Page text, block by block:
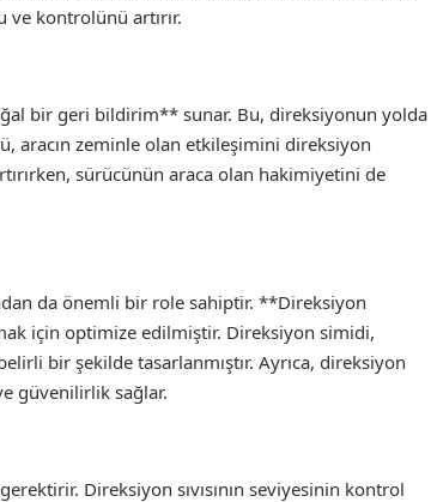
kontrolünü artırır.
bir geri bildirim** sunar. Bu, direksiyonun yolda
aracın zeminle olan etkileşimini direksiyon
sürücünün araca olan hakimiyetini de
da önemli bir role sahiptir. **Direksiyon
için optimize edilmiştir. Direksiyon simidi,
bir şekilde tasarlanmıştır. Ayrıca, direksiyon
güvenilirlik sağlar.
Direksiyon sıvısının seviyesinin kontrol